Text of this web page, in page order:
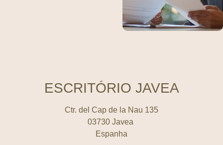
ESCRITÓRIO JAVEA
Ctr. del Cap de la Nau 135
03730 Javea
Espanha